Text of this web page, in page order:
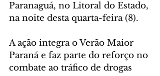
Paranaguá, no Litoral do Estado,
na noite desta quarta-feira (8).
A ação integra o Verão Maior
Paraná e faz parte do reforço no
combate ao tráfico de drogas